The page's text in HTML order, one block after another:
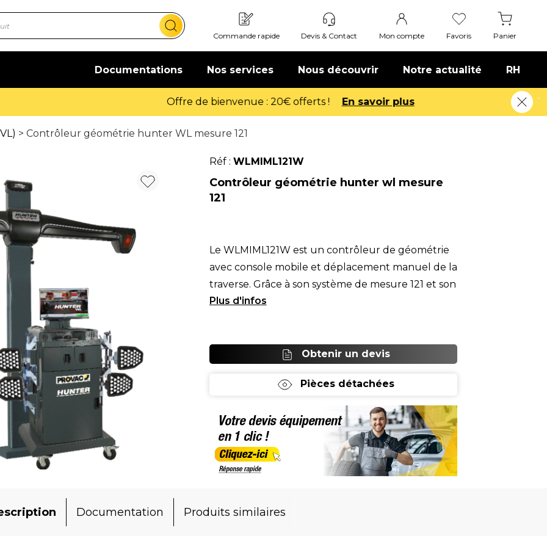
Commande rapide Devis & Contact Mon compte Favoris Panier
Documentations Nos services Nous découvrir Notre actualité RH
Offre de bienvenue : 20€ offerts ! En savoir plus
> Contrôleur géométrie hunter WL mesure 121
Réf : WLMIML121W
Contrôleur géométrie hunter wl mesure
121
Le WLMIML121W est un contrôleur de géométrie
avec console mobile et déplacement manuel de la
traverse. Grâce à son système de mesure 121 et son
nouvea
Obtenir un devis
Pièces détachées
Documentation Produits similaires